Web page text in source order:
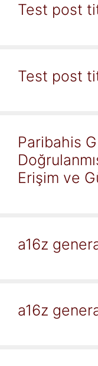
Test post
Test post
Paribahis
Erişim ve
a16z
a16z